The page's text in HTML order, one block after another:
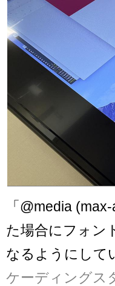
「@media
た場合にフォン
なるようにして
ケーディングス